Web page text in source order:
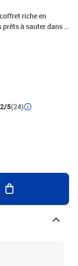
riche en
à sauter dans le
de sports
aussi grisante
zones
5(24)